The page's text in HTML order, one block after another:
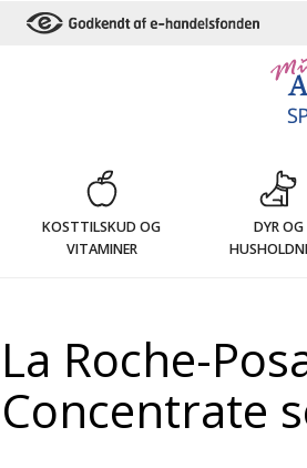
KOSTTILSKUD OG
VITAMINER
DYR OG
La Roche-
Concentrate